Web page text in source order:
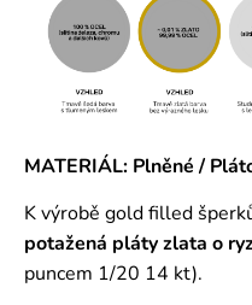
MATERIÁL: Plněné /
K výrobě gold filled
potažená pláty zlata o
puncem 1/20 14 kt).